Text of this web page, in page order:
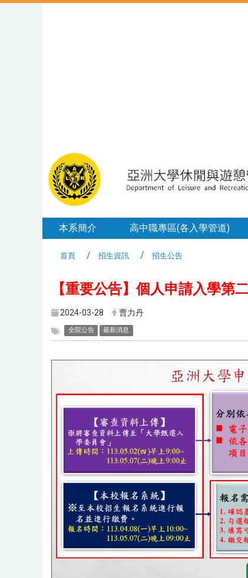
本系簡介 高中職專區(各入學管道)
首頁 招生資訊 招生公告
【重要公告】個人申請入學第
2024-03-28 曹力丹
全院公告 最新消息